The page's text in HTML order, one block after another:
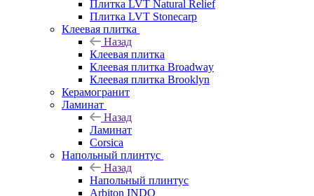
Плитка LVT Natural Relief
Плитка LVT Stonecarp
Клеевая плитка
Назад
Клеевая плитка
Клеевая плитка Broadway
Клеевая плитка Brooklyn
Керамогранит
Ламинат
Назад
Ламинат
Corsica
Напольный плинтус
Назад
Напольный плинтус
Arbiton INDO